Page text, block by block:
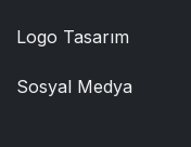
Logo Tasarım
Sosyal Medya